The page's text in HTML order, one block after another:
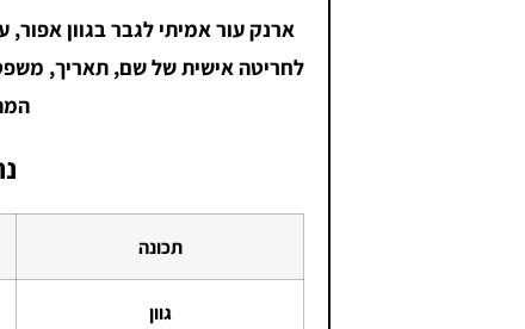
ארנק עור אמיתי לגבר בגוון
לחריטה אישית של שם, תאריך,
תכונה
גוון